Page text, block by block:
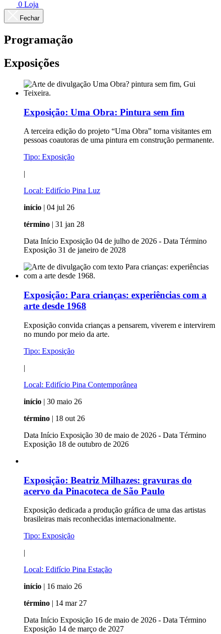
0 Loja
Fechar
Programação
Exposições
Exposição: Uma Obra: Pintura sem fim
A terceira edição do projeto “Uma Obra” torna visitantes em
pessoas coautoras de uma pintura em construção permanente.
Tipo: Exposição
|
Local: Edifício Pina Luz
início | 04 jul 26
término | 31 jan 28
Data Início Exposição 04 de julho de 2026 - Data Término
Exposição 31 de janeiro de 2028
Exposição: Para crianças: experiências com a
arte desde 1968
Exposição convida crianças a pensarem, viverem e intervirem
no mundo por meio da arte.
Tipo: Exposição
|
Local: Edifício Pina Contemporânea
início | 30 maio 26
término | 18 out 26
Data Início Exposição 30 de maio de 2026 - Data Término
Exposição 18 de outubro de 2026
Exposição: Beatriz Milhazes: gravuras do
acervo da Pinacoteca de São Paulo
Exposição dedicada a produção gráfica de uma das artistas
brasileiras mais reconhecidas internacionalmente.
Tipo: Exposição
|
Local: Edifício Pina Estação
início | 16 maio 26
término | 14 mar 27
Data Início Exposição 16 de maio de 2026 - Data Término
Exposição 14 de março de 2027